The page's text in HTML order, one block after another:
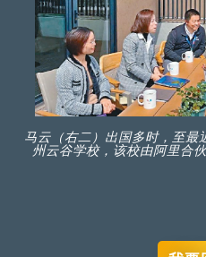
马云（右二）出国多时，至
州云谷学校，该校由阿里合